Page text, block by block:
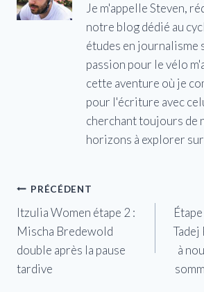
Je m'appelle Steven,
notre blog dédié au
études en journalisme
passion pour le vélo
cette aventure où je
pour l'écriture avec
cherchant toujours de
horizons à explorer
Navigation
de
l’article
PRÉCÉDENT
Itzulia Women étape 2 :
Mischa Bredewold
double après la pause
tardive
à